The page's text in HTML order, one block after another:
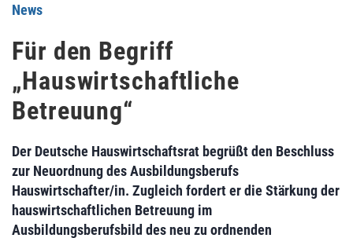
News
Für den Begriff
„Hauswirtschaftliche
Betreuung“
Der Deutsche Hauswirtschaftsrat begrüßt den Beschluss
zur Neuordnung des Ausbildungsberufs
Hauswirtschafter/in. Zugleich fordert er die Stärkung der
hauswirtschaftlichen Betreuung im
Ausbildungsberufsbild des neu zu ordnenden